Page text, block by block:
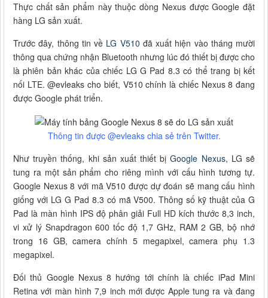
Thực chất sản phẩm này thuộc dòng Nexus được Google đặt
hàng LG sản xuất.
Trước đây, thông tin về LG V510 đã xuất hiện vào tháng mười
thông qua chứng nhận Bluetooth nhưng lúc đó thiết bị được cho
là phiên bản khác của chiếc LG G Pad 8.3 có thể trang bị kết
nối LTE. @evleaks cho biết, V510 chính là chiếc Nexus 8 đang
được Google phát triển.
Thông tin được @evleaks chia sẻ trên Twitter.
Như truyền thống, khi sản xuất thiết bịGoogle Nexus, LG sẽ
tung ra một sản phẩm cho riêng mình với cấu hình tương tự.
Google Nexus 8 với mã V510 được dự đoán sẽ mang cấu hình
giống với LG G Pad 8.3 có mã V500. Thông số kỹ thuật của G
Pad là màn hình IPS độ phân giải Full HD kích thước 8,3 inch,
vi xử lý Snapdragon 600 tốc độ 1,7 GHz, RAM 2 GB, bộ nhớ
trong 16 GB, camera chính 5 megapixel, camera phụ 1.3
megapixel.
Đối thủ Google Nexus 8 hướng tới chính là chiếc iPad Mini
Retina với màn hình 7,9 inch mới được Apple tung ra và đang